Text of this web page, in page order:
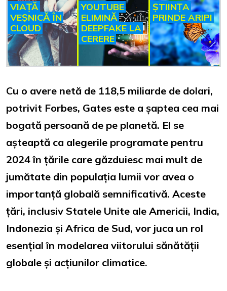
VIAȚĂ
VEȘNICĂ ÎN
CLOUD
YOUTUBE
ELIMINĂ
DEEPFAKE LA
CERERE
ȘTIINȚA
PRINDE ARIPI
Cu o avere netă de 118,5 miliarde de dolari,
potrivit Forbes, Gates este a șaptea cea mai
bogată persoană de pe planetă. El se
așteaptă ca alegerile programate pentru
2024 în țările care găzduiesc mai mult de
jumătate din populația lumii vor avea o
importanță globală semnificativă. Aceste
țări, inclusiv Statele Unite ale Americii, India,
Indonezia și Africa de Sud, vor juca un rol
esențial în modelarea viitorului sănătății
globale și acțiunilor climatice.